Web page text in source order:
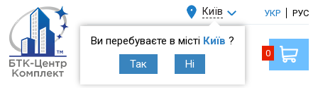
Київ
Ви перебуваєте в місті Київ ?
Так
Ні
УКР РУС
0